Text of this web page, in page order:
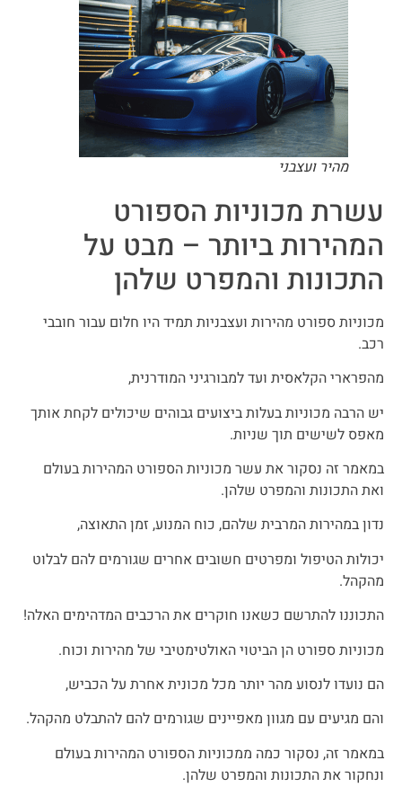
מהיר ועצבני
עשרת מכוניות הספורט
המהירות ביותר – מבט על
התכונות והמפרט שלהן
מכוניות ספורט מהירות ועצבניות תמיד היו חלום עבור חובבי
רכב.
מהפרארי הקלאסית ועד למבורגיני המודרנית,
יש הרבה מכוניות בעלות ביצועים גבוהים שיכולים לקחת אותך
מאפס לשישים תוך שניות.
במאמר זה נסקור את עשר מכוניות הספורט המהירות בעולם
ואת התכונות והמפרט שלהן.
נדון במהירות המרבית שלהם, כוח המנוע, זמן התאוצה,
יכולות הטיפול ומפרטים חשובים אחרים שגורמים להם לבלוט
מהקהל.
התכוננו להתרשם כשאנו חוקרים את הרכבים המדהימים האלה!
מכוניות ספורט הן הביטוי האולטימטיבי של מהירות וכוח.
הם נועדו לנסוע מהר יותר מכל מכונית אחרת על הכביש,
והם מגיעים עם מגוון מאפיינים שגורמים להם להתבלט מהקהל.
במאמר זה, נסקור כמה ממכוניות הספורט המהירות בעולם
ונחקור את התכונות והמפרט שלהן.